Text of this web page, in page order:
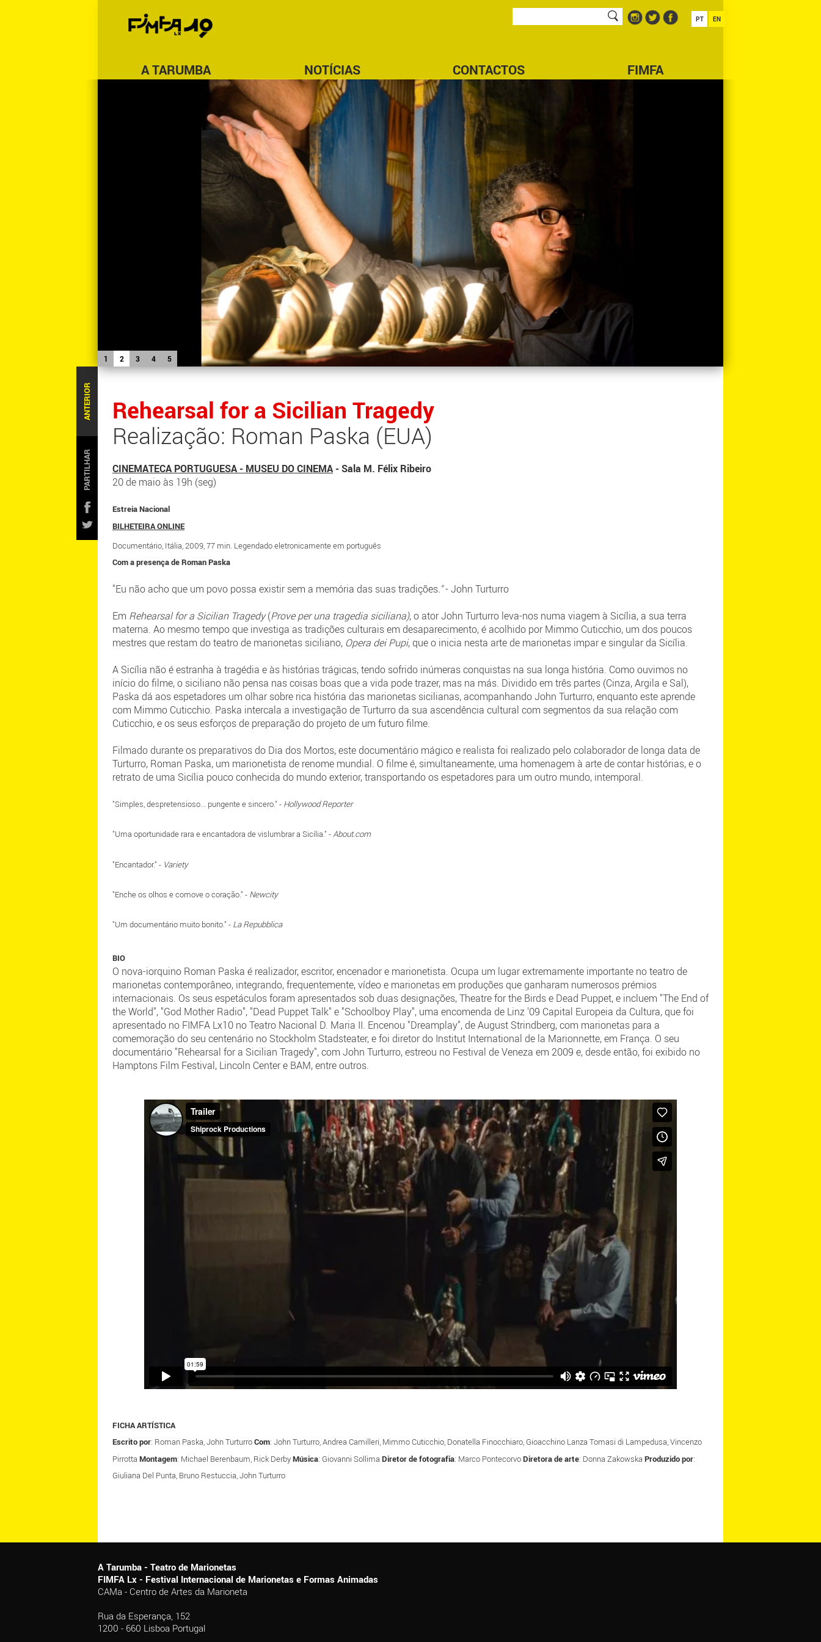
A TARUMBA NOTÍCIAS CONTACTOS FIMFA
PT EN
1 2 3 4 5
ANTERIOR
PARTILHAR
Rehearsal for a Sicilian Tragedy
Realização: Roman Paska (EUA)
CINEMATECA PORTUGUESA - MUSEU DO CINEMA - Sala M. Félix Ribeiro
20 de maio às 19h (seg)
Estreia Nacional
BILHETEIRA ONLINE
Documentário, Itália, 2009, 77 min. Legendado eletronicamente em português
Com a presença de Roman Paska
"Eu não acho que um povo possa existir sem a memória das suas tradições."- John Turturro
Em Rehearsal for a Sicilian Tragedy(Prove per una tragedia siciliana), o ator John Turturro leva-nos numa viagem à Sicília, a sua terra
materna. Ao mesmo tempo que investiga as tradições culturais em desaparecimento, é acolhido por Mimmo Cuticchio, um dos poucos
mestres que restam do teatro de marionetas siciliano, Opera dei Pupi, que o inicia nesta arte de marionetas impar e singular da Sicília.
A Sicília não é estranha à tragédia e às histórias trágicas, tendo sofrido inúmeras conquistas na sua longa história. Como ouvimos no
início do filme, o siciliano não pensa nas coisas boas que a vida pode trazer, mas na más. Dividido em três partes (Cinza, Argila e Sal),
Paska dá aos espetadores um olhar sobre rica história das marionetas sicilianas, acompanhando John Turturro, enquanto este aprende
com Mimmo Cuticchio. Paska intercala a investigação de Turturro da sua ascendência cultural com segmentos da sua relação com
Cuticchio, e os seus esforços de preparação do projeto de um futuro filme.
Filmado durante os preparativos do Dia dos Mortos, este documentário mágico e realista foi realizado pelo colaborador de longa data de
Turturro, Roman Paska, um marionetista de renome mundial. O filme é, simultaneamente, uma homenagem à arte de contar histórias, e o
retrato de uma Sicília pouco conhecida do mundo exterior, transportando os espetadores para um outro mundo, intemporal.
"Simples, despretensioso... pungente e sincero." - Hollywood Reporter
"Uma oportunidade rara e encantadora de vislumbrar a Sicília." -About.com
"Encantador." - Variety
"Enche os olhos e comove o coração." - Newcity
"Um documentário muito bonito." - La Repubblica
BIO
O nova-iorquino Roman Paska é realizador, escritor, encenador e marionetista. Ocupa um lugar extremamente importante no teatro de
marionetas contemporâneo, integrando, frequentemente, vídeo e marionetas em produções que ganharam numerosos prémios
internacionais. Os seus espetáculos foram apresentados sob duas designações, Theatre for the Birds e Dead Puppet, e incluem "The End of
the World", "God Mother Radio", "Dead Puppet Talk" e "Schoolboy Play", uma encomenda de Linz '09 Capital Europeia da Cultura, que foi
apresentado no FIMFA Lx10 no Teatro Nacional D. Maria II. Encenou "Dreamplay", de August Strindberg, com marionetas para a
comemoração do seu centenário no Stockholm Stadsteater, e foi diretor do Institut International de la Marionnette, em França. O seu
documentário "Rehearsal for a Sicilian Tragedy", com John Turturro, estreou no Festival de Veneza em 2009 e, desde então, foi exibido no
Hamptons Film Festival, Lincoln Center e BAM, entre outros.
FICHA ARTÍSTICA
Escrito por: Roman Paska, John TurturroCom: John Turturro, Andrea Camilleri, Mimmo Cuticchio, Donatella Finocchiaro, Gioacchino Lanza Tomasi di Lampedusa, Vincenzo
Pirrotta Montagem: Michael Berenbaum, Rick DerbyMúsica: Giovanni Sollima Diretor de fotografia: Marco PontecorvoDiretora de arte: Donna Zakowska Produzido por:
Giuliana Del Punta, Bruno Restuccia, John Turturro
A Tarumba - Teatro de Marionetas
FIMFA Lx - Festival Internacional de Marionetas e Formas Animadas
CAMa - Centro de Artes da Marioneta
Rua da Esperança, 152
1200 - 660 Lisboa Portugal